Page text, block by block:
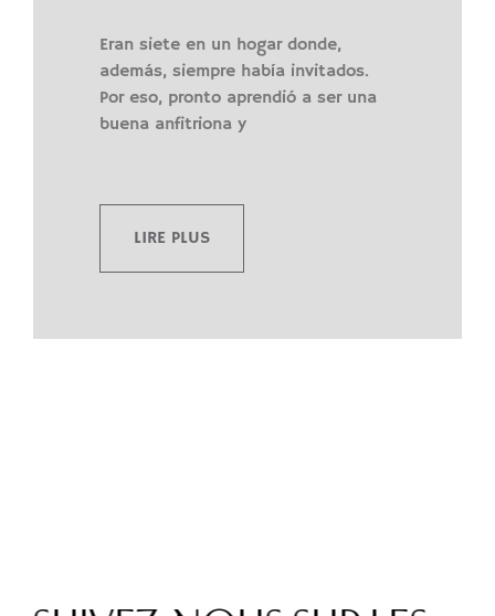
Eran siete en un hogar donde,
además, siempre había invitados.
Por eso, pronto aprendió a ser una
buena anfitriona y
LIRE PLUS